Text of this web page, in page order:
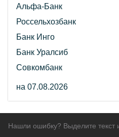
Альфа-Банк
Россельхозбанк
Банк Инго
Банк Уралсиб
Совкомбанк
на 07.08.2026
Нашли ошибку? Выделите текст